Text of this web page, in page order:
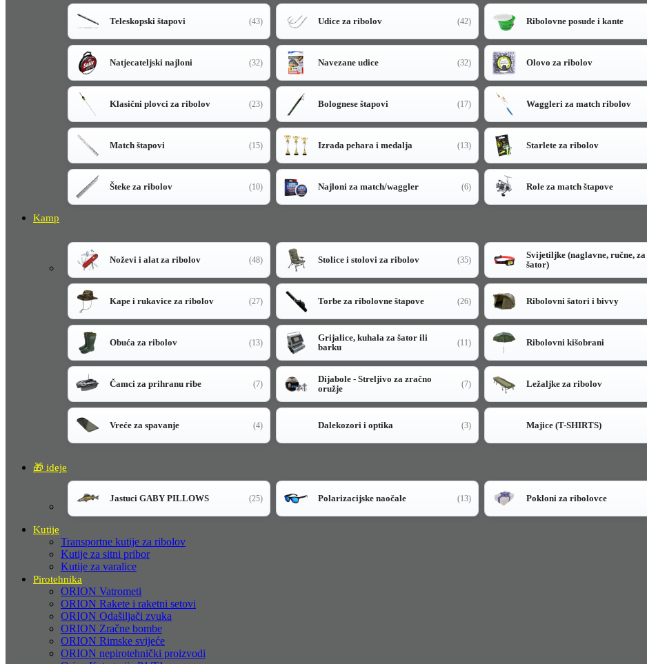
Teleskopski štapovi (43) Udice za ribolov (42) Ribolovne posude i kante
Natjecateljski najloni (32) Navezane udice (32) Olovo za ribolov
Klasični plovci za ribolov (23) Bolognese štapovi (17) Waggleri za match ribolov
Match štapovi (15) Izrada pehara i medalja (13) Starlete za ribolov
Šteke za ribolov (10) Najloni za match/waggler (6) Role za match štapove
Kamp
Noževi i alat za ribolov (48) Stolice i stolovi za ribolov (35)
Svijetiljke (naglavne, ručne, za
šator)
Kape i rukavice za ribolov (27) Torbe za ribolovne štapove (26) Ribolovni šatori i bivvy
Obuća za ribolov (13)
Grijalice, kuhala za šator ili
barku
(11) Ribolovni kišobrani
Čamci za prihranu ribe (7)
Dijabole - Streljivo za zračno
oružje
(7) Ležaljke za ribolov
Vreće za spavanje (4) Dalekozori i optika (3) Majice (T-SHIRTS)
🎁 ideje
Jastuci GABY PILLOWS (25) Polarizacijske naočale (13) Pokloni za ribolovce
Kutije
Transportne kutije za ribolov
Kutije za sitni pribor
Kutije za varalice
Pirotehnika
ORION Vatrometi
ORION Rakete i raketni setovi
ORION Odašiljači zvuka
ORION Zračne bombe
ORION Rimske svijeće
ORION nepirotehnički proizvodi